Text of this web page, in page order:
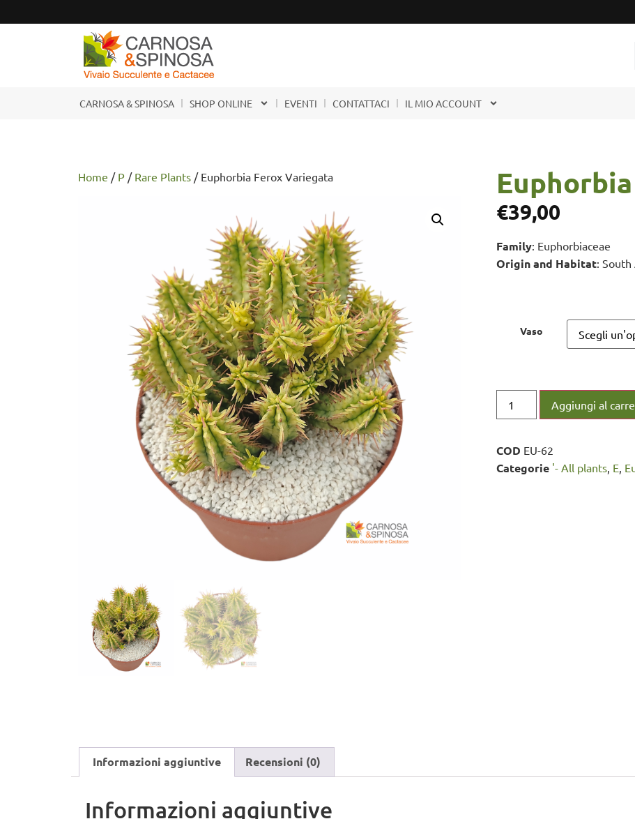
CARNOSA & SPINOSA SHOP ONLINE EVENTI CONTATTACI IL MIO ACCOUNT
Home / P / Rare Plants / Euphorbia Ferox Variegata
€39,00
Family: Euphorbiaceae
Origin and Habitat:
Vaso
Aggiungi al
COD EU-62
Categorie '- All plants E
Informazioni aggiuntive Recensioni (0)
Informazioni aggiuntive